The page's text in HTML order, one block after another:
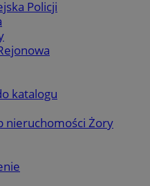
Policji
katalogu
nieruchomości Żory